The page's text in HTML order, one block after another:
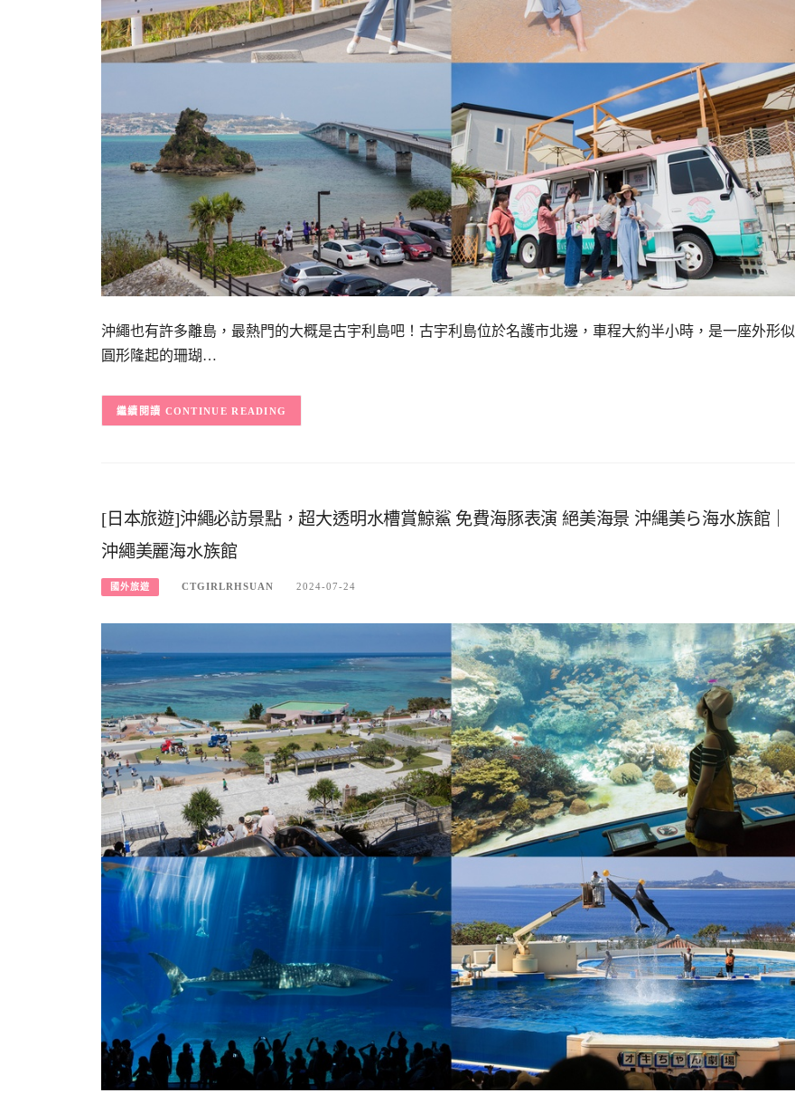
沖繩也有許多離島，最熱門的大概是古宇利島吧！古宇利島位於名護市北邊，車程大約半小時，是一座外形似
圓形隆起的珊瑚…
CONTINUE READING
[日本旅遊]沖繩必訪景點，超大透明水槽賞鯨鯊 免費海豚表演 絕美海景 沖縄美ら海水族館｜
沖繩美麗海水族館
國外旅遊 CTGIRLRHSUAN 2024-07-24